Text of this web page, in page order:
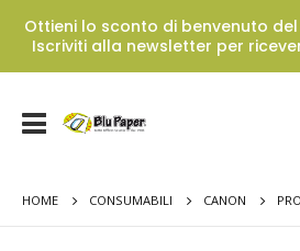
Ottieni lo sconto di benvenuto del
Iscriviti alla newsletter per
Toggle
HOME CONSUMABILI CANON